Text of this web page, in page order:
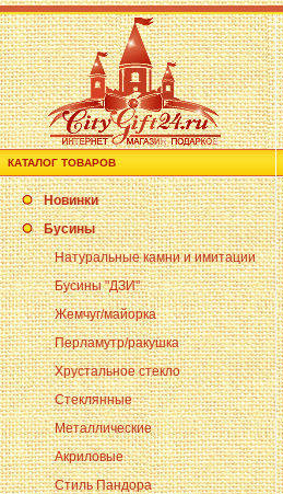
КАТАЛОГ ТОВАРОВ
Новинки
Бусины
Натуральные камни и имитации
Бусины "ДЗИ"
Жемчуг/майорка
Перламутр/ракушка
Хрустальное стекло
Стеклянные
Металлические
Акриловые
Стиль Пандора